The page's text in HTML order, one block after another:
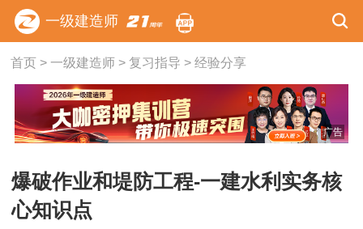
一级建造师
首页> 一级建造师> 复习指导 > 经验分享
广告
爆破作业和堤防工程-一建水利实务核
心知识点